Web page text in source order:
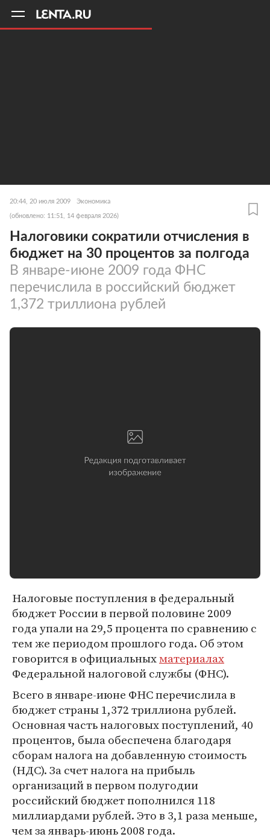
20:44, 20 июля 2009 Экономика
(обновлено: 11:51, 14 февраля 2026)
Налоговики сократили отчисления в
бюджет на 30 процентов за полгода
В январе-июне 2009 года ФНС
перечислила в российский бюджет
1,372 триллиона рублей
Налоговые поступления в федеральный
бюджет России в первой половине 2009
года упали на 29,5 процента по сравнению с
тем же периодом прошлого года. Об этом
говорится в официальныхматериалах
Федеральной налоговой службы (ФНС).
Всего в январе-июне ФНС перечислила в
бюджет страны 1,372 триллиона рублей.
Основная часть налоговых поступлений, 40
процентов, была обеспечена благодаря
сборам налога на добавленную стоимость
(НДС). За счет налога на прибыль
организаций в первом полугодии
российский бюджет пополнился 118
миллиардами рублей. Это в 3,1 раза меньше,
чем за январь-июнь 2008 года.